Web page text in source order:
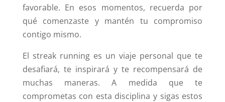
favorable. En esos momentos, recuerda por
qué comenzaste y mantén tu compromiso
contigo mismo.
El streak running es un viaje personal que te
desafiará, te inspirará y te recompensará de
muchas maneras. A medida que te
comprometas con esta disciplina y sigas estos